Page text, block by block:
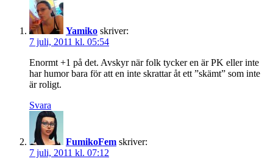
Yamiko skriver:
7 juli, 2011 kl. 05:54
Enormt +1 på det. Avskyr när folk tycker en är PK eller inte
har humor bara för att en inte skrattar åt ett ”skämt” som inte
är roligt.
Svara
FumikoFem skriver:
7 juli, 2011 kl. 07:12